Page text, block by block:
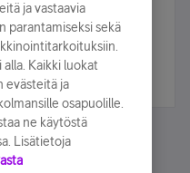
ja vastaavia
parantamiseksi sekä
Kaikki luokat
evästeitä ja
osapuolille.
ne käytöstä
Lisätietoja